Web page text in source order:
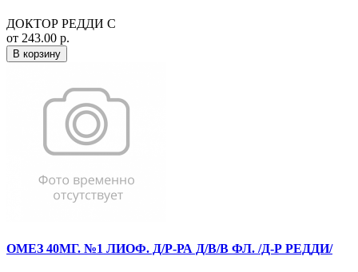
ДОКТОР РЕДДИ С
от 243.00 р.
В корзину
ОМЕЗ 40МГ. №1 ЛИОФ. Д/Р-РА Д/В/В ФЛ. /Д-Р РЕДДИ/